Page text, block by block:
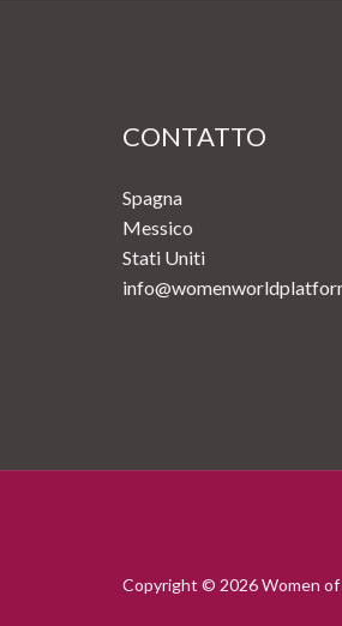
CONTATTO
Spagna
Messico
Stati Uniti
Copyright © 2026 Women